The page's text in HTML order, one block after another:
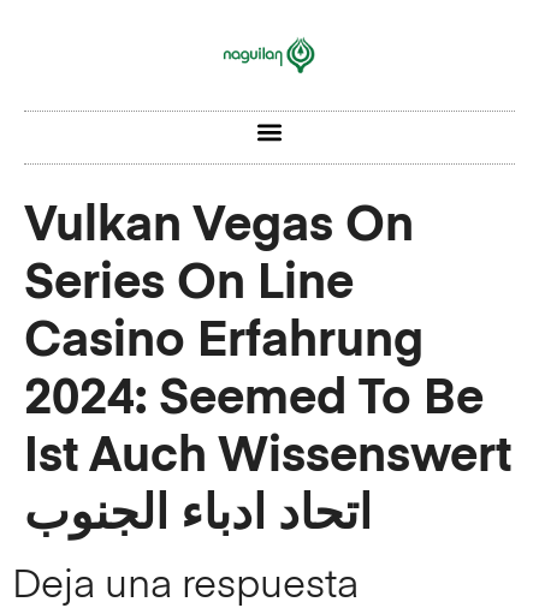
Vulkan Vegas On
Series On Line
Casino Erfahrung
2024: Seemed To Be
Ist Auch Wissenswert
اتحاد ادباء الجنوب
Deja una respuesta